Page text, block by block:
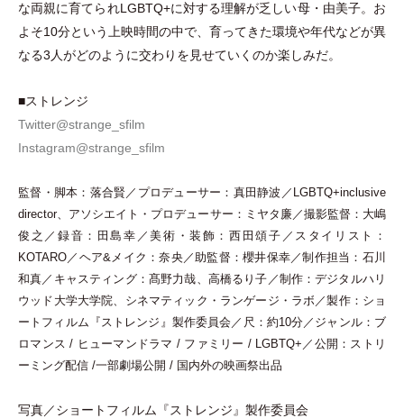
な両親に育てられLGBTQ+に対する理解が乏しい母・ 由美子。お
よそ10分という上映時間の中で、育ってきた環境や年代などが異
なる3人がどのように交わりを見せていくのか楽しみだ。
■ストレンジ
Twitter@strange_sfilm
Instagram@strange_sfilm
監督 ・ 脚本：落合賢／プロデューサー：真田静波／LGBTQ+inclusive
director、アソシエイト ・ プロデューサー：ミヤタ廉／撮影監督：大嶋
俊之／録音：田島幸／美術 ・装飾：西田頌子／スタイリスト：
KOTARO／ヘア&メイク：奈央／助監督：櫻井保幸／制作担当：石川
和真／キャスティング：髙野力哉、高橋るり子／制作：デジタルハリ
ウッド大学大学院、シネマティック ・ ランゲージ ・ ラボ／製作：ショ
ートフィルム『ストレンジ』製作委員会／尺：約10分／ジャンル：ブ
ロマンス / ヒューマンドラマ / ファミリー / LGBTQ+／公開：ストリ
ーミング配信 /一部劇場公開 / 国内外の映画祭出品
写真／ショートフィルム『ストレンジ』製作委員会